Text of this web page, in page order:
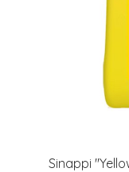
Sinappi